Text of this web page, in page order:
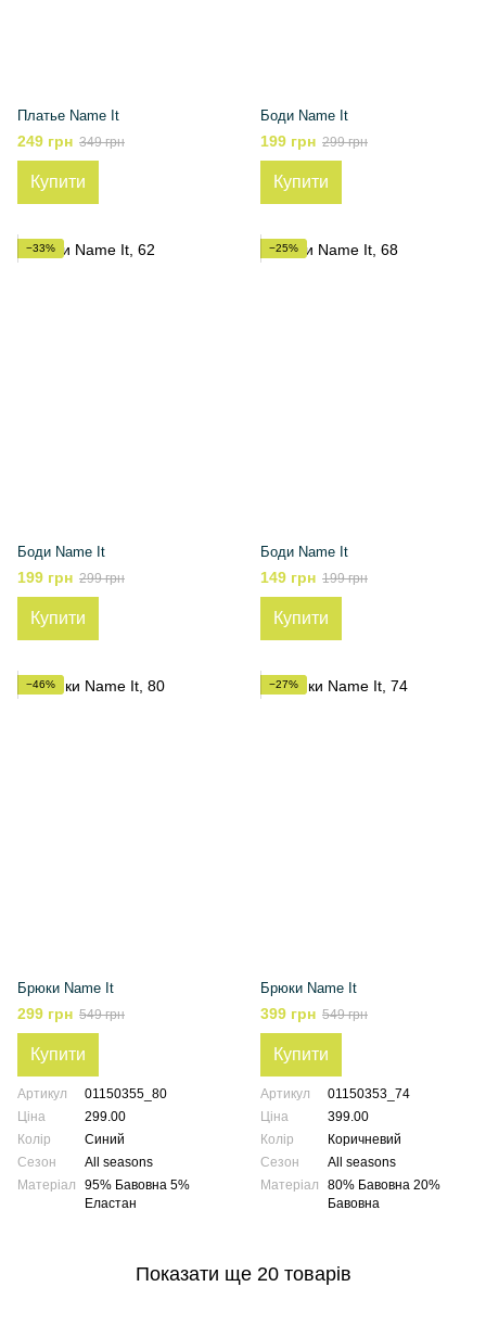
Платье Name It
249 грн 349 грн
Купити
Боди Name It
199 грн 299 грн
Купити
−33%
Боди Name It
199 грн 299 грн
Купити
−25%
Боди Name It
149 грн 199 грн
Купити
−46%
Брюки Name It
299 грн 549 грн
Купити
Артикул
01150355_80
Ціна
299.00
Колір
Синий
Сезон
All seasons
Матеріал
95% Бавовна 5%
Еластан
−27%
Брюки Name It
399 грн 549 грн
Купити
Артикул
01150353_74
Ціна
399.00
Колір
Коричневий
Сезон
All seasons
Матеріал
80% Бавовна 20%
Бавовна
Показати ще 20 товарів